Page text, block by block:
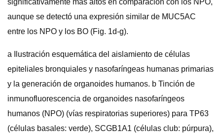
significativamente más altos en comparación con los NPO,
aunque se detectó una expresión similar de MUC5AC
entre los NPO y los BO (Fig. 1d-g).
a Ilustración esquemática del aislamiento de células
epiteliales bronquiales y nasofaríngeas humanas primarias
y la generación de organoides humanos. b Tinción de
inmunofluorescencia de organoides nasofaríngeos
humanos (NPO) (vías respiratorias superiores) para TP63
(células basales: verde), SCGB1A1 (células club: púrpura),